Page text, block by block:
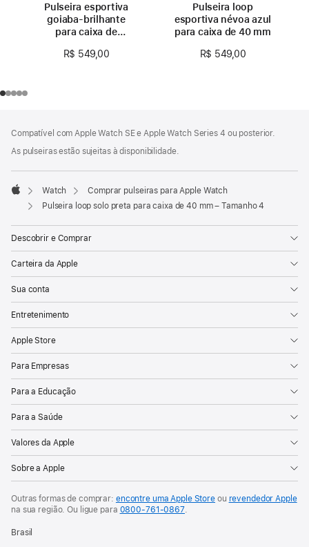
Pulseira esportiva
goiaba-brilhante
para caixa de
R$ 549,00
Pulseira loop
esportiva névoa azul
para caixa de 40 mm
R$ 549,00
de
rodapé
Compatível com Apple Watch SE e Apple Watch Series 4 ou posterior.
As pulseiras estão sujeitas à disponibilidade.
Apple
Watch
Comprar pulseiras para Apple Watch
Pulseira loop solo preta para caixa de 40 mm – Tamanho 4
Descobrir e Comprar
Carteira da Apple
Sua conta
Entretenimento
Apple Store
Para Empresas
Para a Educação
Para a Saúde
Valores da Apple
Sobre a Apple
Outras formas de comprar: encontre uma Apple Store ou revendedor Apple
na sua região. Ou ligue para 0800-761-0867.
Brasil